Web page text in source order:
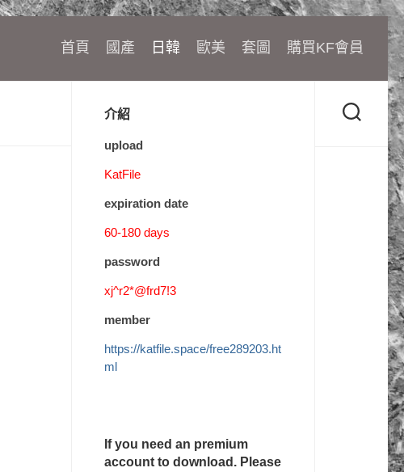
首頁 國產 日韓 歐美 套圖 購買KF會員
介紹
upload
KatFile
expiration date
60-180 days
password
xj^r2*@frd7!3
member
https://katfile.space/free289203.ht
ml
If you need an premium
account to download. Please